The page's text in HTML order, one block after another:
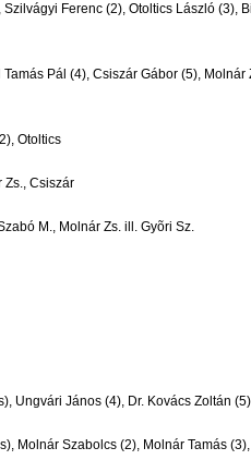
Szilvágyi Ferenc (2), Otoltics László (3),
Tamás Pál (4), Csiszár Gábor (5),
Otoltics
Zs., Csiszár
M., Molnár Zs. ill. Gyõri Sz.
Ungvári János (4), Dr. Kovács Zoltán
Molnár Szabolcs (2), Molnár Tamás